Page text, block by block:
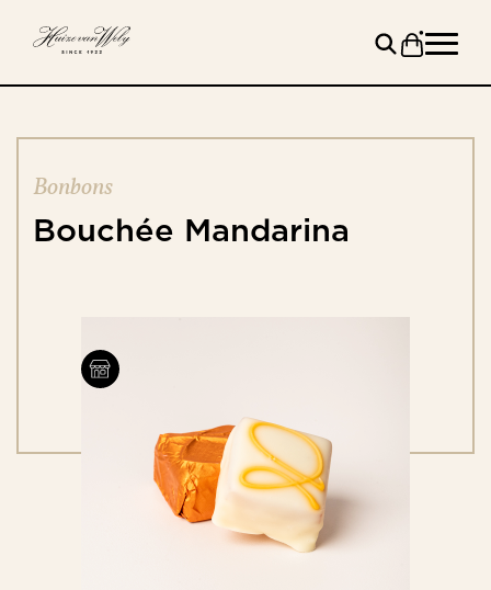
Bonbons
Bouchée Mandarina